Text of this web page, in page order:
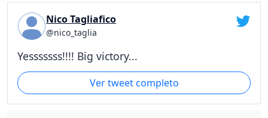
Nico Tagliafico
@nico_taglia
Yesssssss!!!! Big victory...
Ver tweet completo